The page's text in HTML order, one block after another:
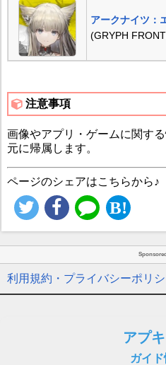
アークナイツ：
(GRYPH
注意事項
画像やアプリ・ゲームに関す
元に帰属します。
ページのシェアはこちらから♪
利用規約・プライバシーポリ
アプ
ガイ